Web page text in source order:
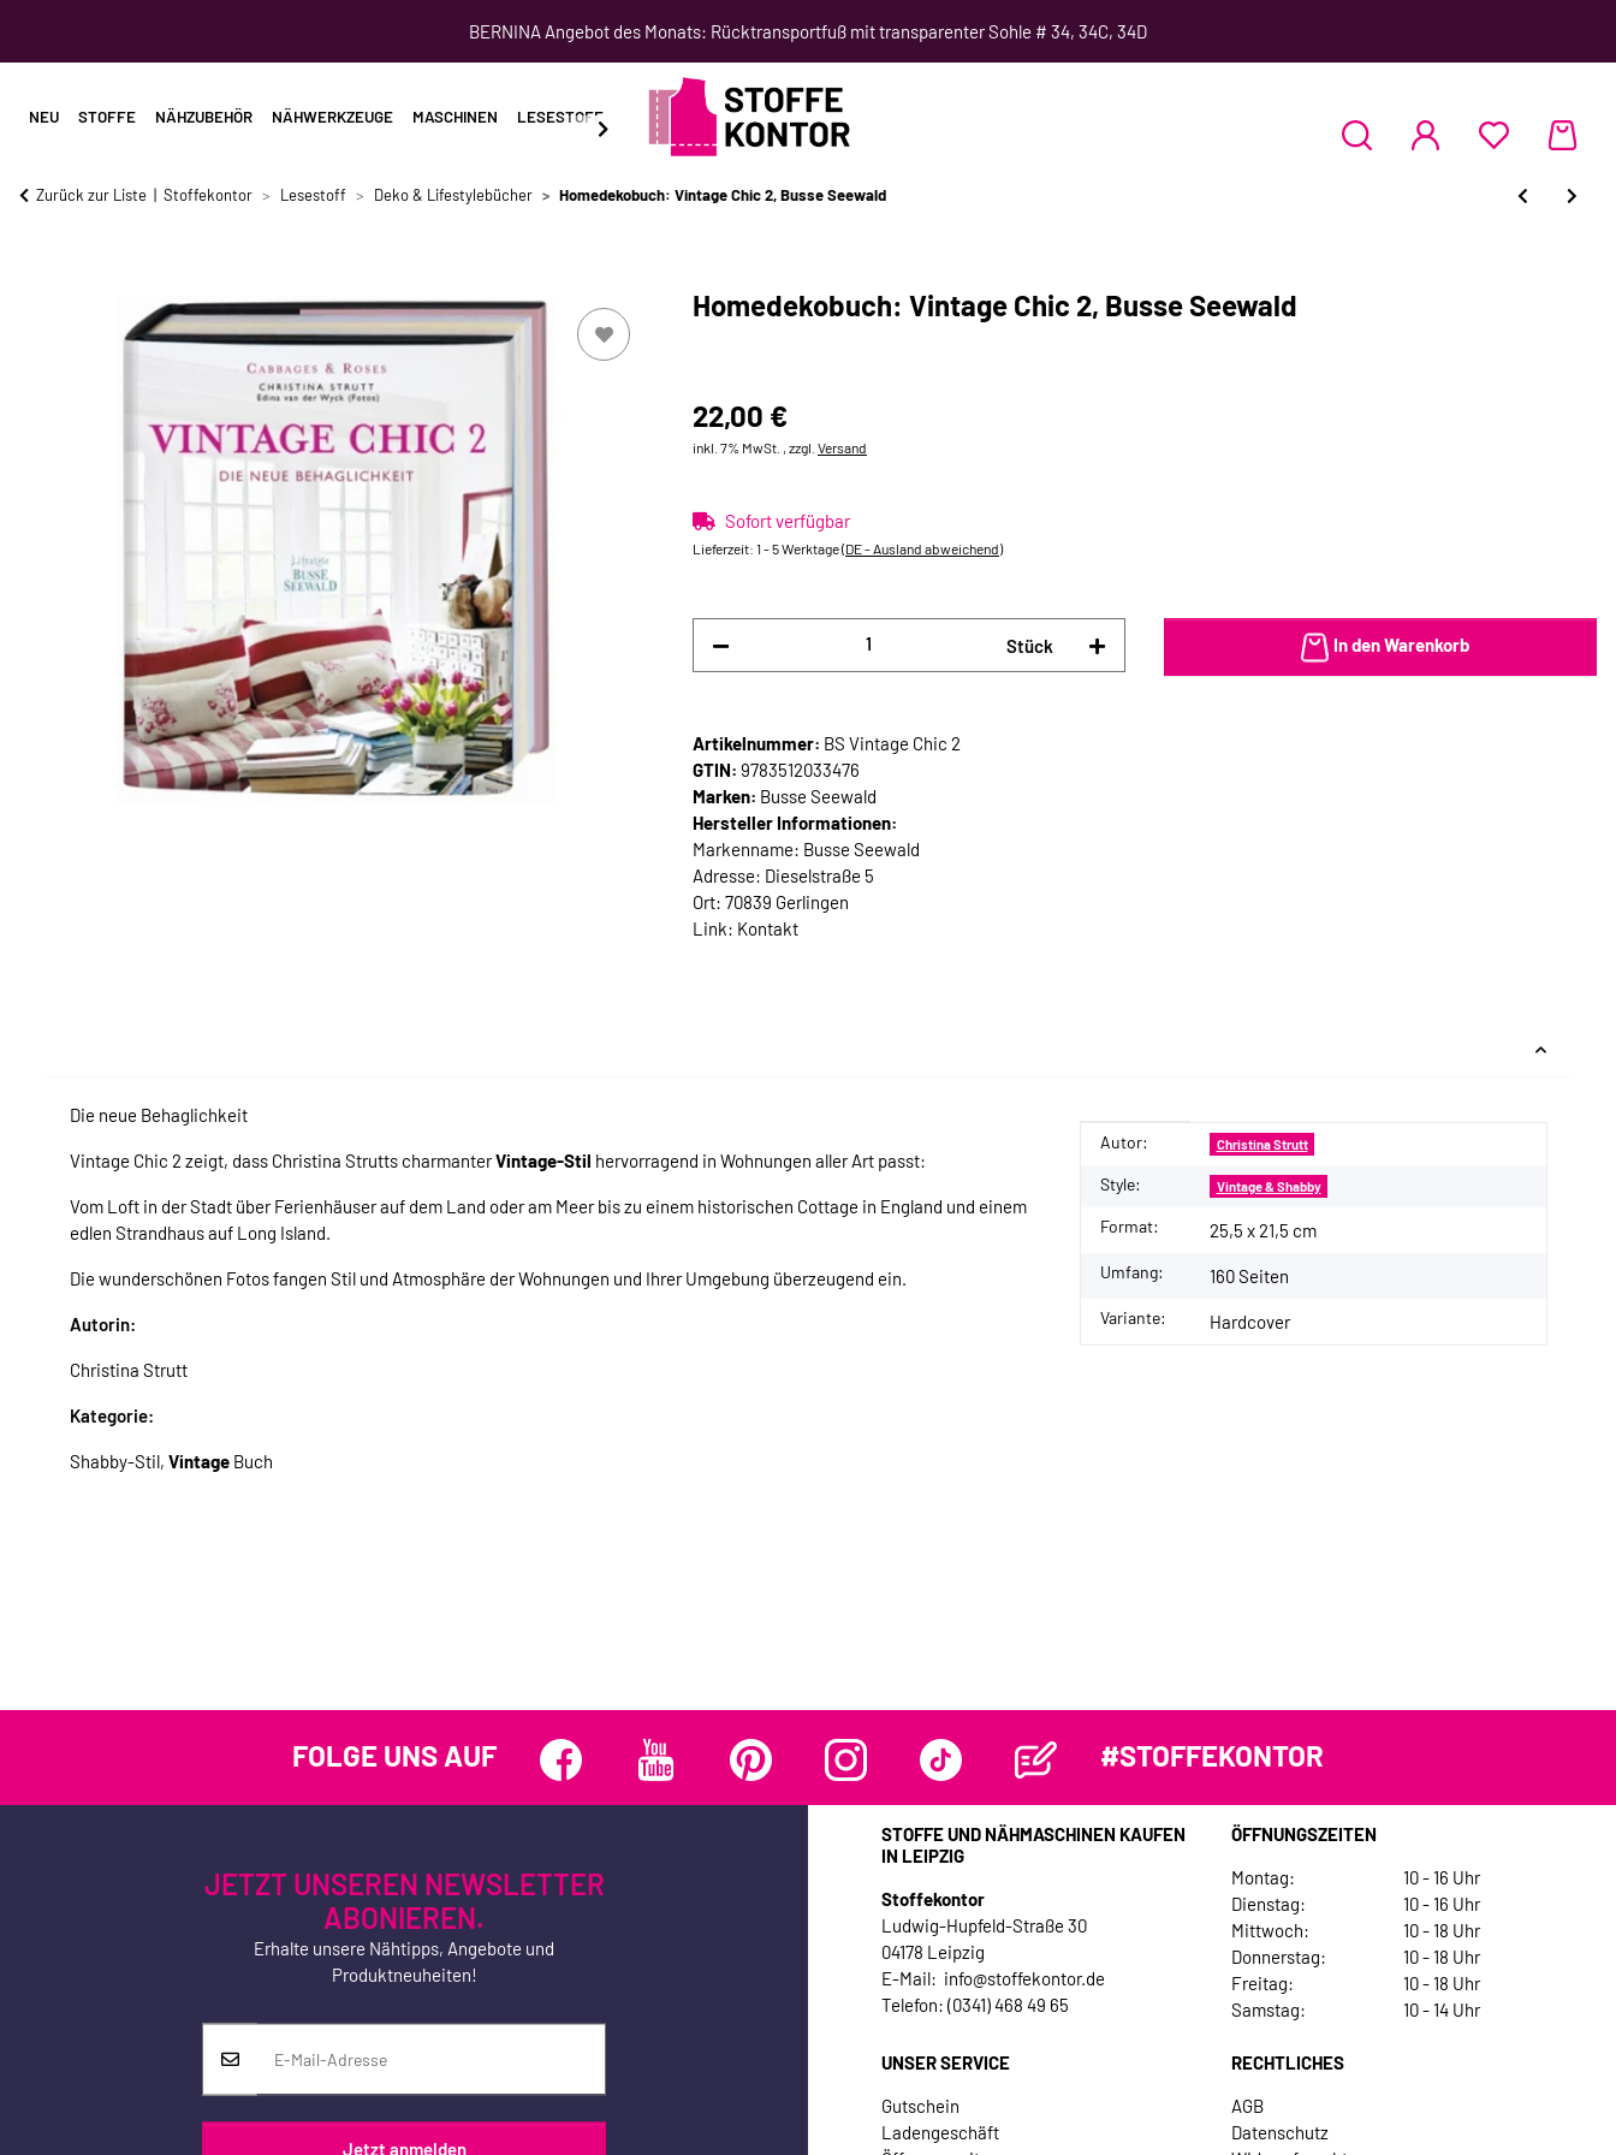
BERNINA Angebot des Monats: Rücktransportfuß mit transparenter Sohle # 34, 34C, 34D
NEU STOFFE NÄHZUBEHÖR NÄHWERKZEUGE MASCHINEN LESESTOFF SCHNITTMUSTER NÄHKURSE
Zurück zur Liste Stoffekontor Lesestoff Deko & Lifestylebücher Homedekobuch: Vintage Chic 2, Busse Seewald
Homedekobuch: Vintage Chic 2, Busse Seewald
22,00 €
inkl. 7% MwSt. , zzgl. Versand
Sofort verfügbar
Lieferzeit: 1 - 5 Werktage(DE - Ausland abweichend)
Stück In den Warenkorb
Artikelnummer: BS Vintage Chic 2
GTIN: 9783512033476
Marken: Busse Seewald
Hersteller Informationen:
Markenname: Busse Seewald
Adresse: Dieselstraße 5
Ort: 70839 Gerlingen
Link: Kontakt
Die neue Behaglichkeit
Vintage Chic 2 zeigt, dass Christina Strutts charmanterVintage-Stil hervorragend in Wohnungen aller Art passt:
Vom Loft in der Stadt über Ferienhäuser auf dem Land oder am Meer bis zu einem historischen Cottage in England und einem
edlen Strandhaus auf Long Island.
Die wunderschönen Fotos fangen Stil und Atmosphäre der Wohnungen und Ihrer Umgebung überzeugend ein.
Autorin:
Christina Strutt
Kategorie:
Shabby-Stil, Vintage Buch
Produkteigenschaft
Wert
Autor: Christina Strutt
Style: Vintage & Shabby
Format: 25,5 x 21,5 cm
Umfang: 160 Seiten
Variante: Hardcover
FOLGE UNS AUF #STOFFEKONTOR
JETZT UNSEREN NEWSLETTER
ABONIEREN.
Erhalte unsere Nähtipps, Angebote und
Produktneuheiten!
Jetzt anmelden
STOFFE UND NÄHMASCHINEN KAUFEN
IN LEIPZIG
Stoffekontor
Ludwig-Hupfeld-Straße 30
04178 Leipzig
E-Mail: info@stoffekontor.de
Telefon: (0341) 468 49 65
ÖFFNUNGSZEITEN
Montag:
10 - 16 Uhr
Dienstag:
10 - 16 Uhr
Mittwoch:
10 - 18 Uhr
Donnerstag:
10 - 18 Uhr
Freitag:
10 - 18 Uhr
Samstag:
10 - 14 Uhr
UNSER SERVICE
Gutschein
Ladengeschäft
RECHTLICHES
AGB
Datenschutz